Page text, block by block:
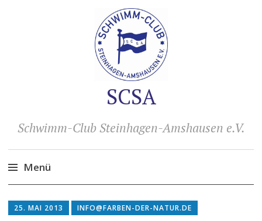
SCSA
Schwimm-Club Steinhagen-Amshausen e.V.
Menü
Inhalt
25. MAI 2013 INFO@FARBEN-DER-NATUR.DE